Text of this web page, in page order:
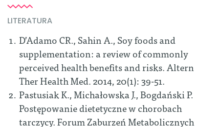
LITERATURA
D’Adamo CR., Sahin A., Soy foods and
supplementation: a review of commonly
perceived health benefits and risks. Altern
Ther Health Med. 2014, 20(1): 39-51.
Pastusiak K., Michałowska J., Bogdański P.
Postępowanie dietetyczne w chorobach
tarczycy. Forum Zaburzeń Metabolicznych